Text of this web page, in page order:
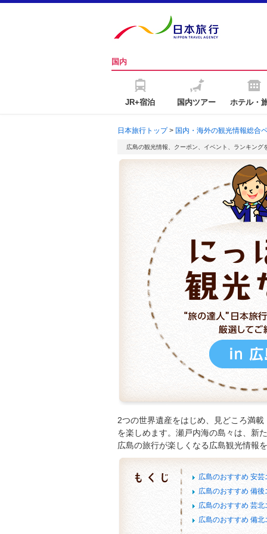
国内
JR+宿泊 国内ツアー ホテル・
日本旅行トップ> 国内・海外の観光情報総合
広島の観光情報、クーポン、イベント、ランキング
2つの世界遺産をはじめ、見どころ満
を楽しめます。瀬戸内海の島々は、新
広島の旅行が楽しくなる広島観光情報
広島のおすすめ 安芸
広島のおすすめ 備後
広島のおすすめ 芸北
広島のおすすめ 備北